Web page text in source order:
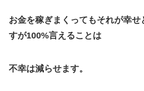
お金を稼ぎまくってもそれが幸せ
すが100%言えることは
不幸は減らせます。